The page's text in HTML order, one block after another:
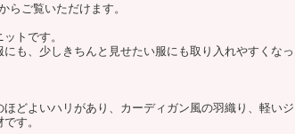
ご覧いただけます。
トです。
も、少しきちんと見せたい服にも取り入れやすくなっ
どよいハリがあり、カーディガン風の羽織り、軽いジ
す。